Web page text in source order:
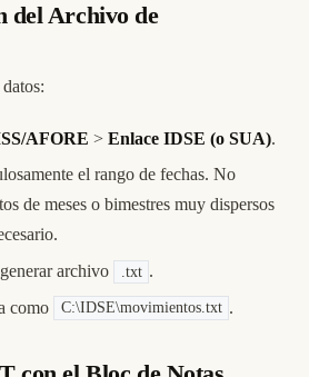
del Archivo de
AFORE > Enlace IDSE (o SUA).
el rango de fechas. No
de meses o bimestres muy dispersos
archivo
.txt .
como
C:\IDSE\movimientos.txt .